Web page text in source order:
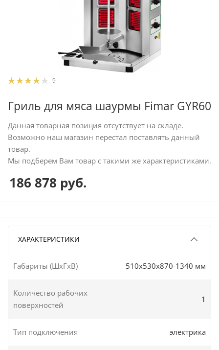
9
Гриль для мяса шаурмы Fimar GYR60
Данная товарная позиция отсутствует на складе.
Возможно наш магазин перестал поставлять данный
товар.
Мы подберем Вам товар с такими же характеристиками.
186 878 руб.
ХАРАКТЕРИСТИКИ
Габариты (ШxГxВ) 510x530x870-1340 мм
Количество рабочих
поверхностей
1
Тип подключения электрика